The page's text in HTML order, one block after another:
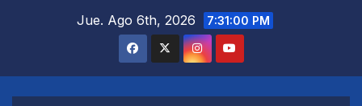
Jue. Ago 6th, 2026 7:31:01 PM